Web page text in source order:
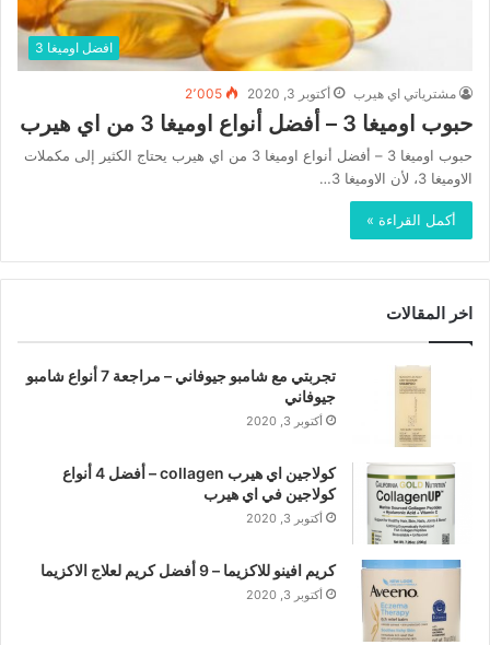
افضل اوميغا 3
مشترياتي اي هيرب أكتوبر 3, 2020 2٬005
حبوب اوميغا 3 – أفضل أنواع اوميغا 3 من اي هيرب
حبوب اوميغا 3 – أفضل أنواع اوميغا 3 من اي هيرب يحتاج الكثير إلى مكملات
الاوميغا 3، لأن الاوميغا 3…
أكمل القراءة »
اخر المقالات
تجربتي مع شامبو جيوفاني – مراجعة 7 أنواع شامبو
جيوفاني
أكتوبر 3, 2020
كولاجين اي هيرب collagen – أفضل 4 أنواع
كولاجين في اي هيرب
أكتوبر 3, 2020
كريم افينو للاكزيما – 9 أفضل كريم لعلاج الاكزيما
أكتوبر 3, 2020